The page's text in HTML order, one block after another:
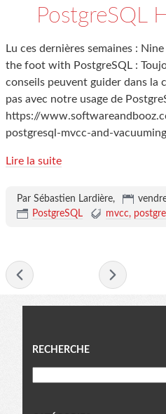
PostgreSQL
Lu ces dernières semaines :
the foot with PostgreSQL :
conseils peuvent guider dans la
pas avec notre usage de
https://
postgresql-mvcc-and-
Lire la suite
Par Sébastien Lardière,
PostgreSQL
mvcc
Menu
RECHERCHE